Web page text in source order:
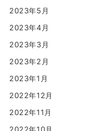
2023年5月
2023年4月
2023年3月
2023年2月
2023年1月
2022年12月
2022年11月